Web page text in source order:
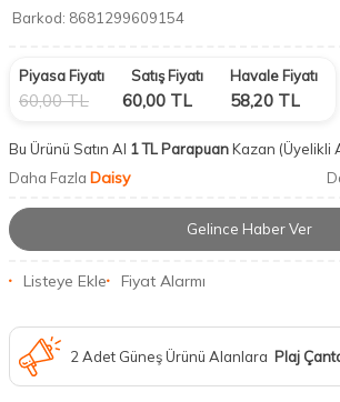
Barkod: 8681299609154
Piyasa Fiyatı
60,00TL
Satış Fiyatı
60,00 TL
Havale Fiyatı
58,20 TL
Bu Ürünü Satın Al 1 TL ParapuanKazan (Üyelikli
Daha Fazla Daisy
Gelince Haber Ver
Listeye Ekle Fiyat Alarmı
2 Adet Güneş Ürünü Alanlara Plaj